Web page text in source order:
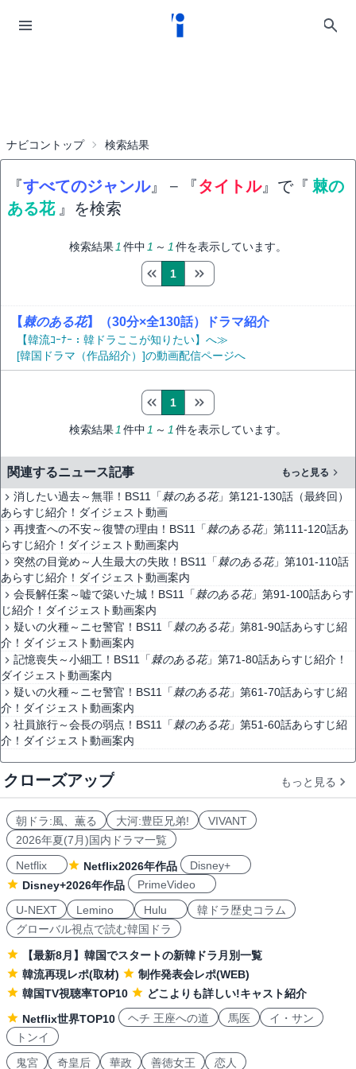
ナビコントップ 検索結果
『すべてのジャンル』 − 『タイトル』で『 棘の
ある花 』を検索
検索結果 1 件中 1 ～ 1 件を表示しています。
1
【棘のある花】（30分×全130話）ドラマ紹介
【韓流ｺｰﾅｰ：韓ドラここが知りたい】へ≫
[韓国ドラマ（作品紹介）]の動画配信ページへ
検索結果 1 件中 1 ～ 1 件を表示しています。
1
関連するニュース記事 もっと見る
消したい過去～無罪！BS11「 棘のある花」第121-130話（最終回）
あらすじ紹介！ダイジェスト動画
再捜査への不安～復讐の理由！BS11「 棘のある花」第111-120話あ
らすじ紹介！ダイジェスト動画案内
突然の目覚め～人生最大の失敗！BS11「 棘のある花」第101-110話
あらすじ紹介！ダイジェスト動画案内
会長解任案～嘘で築いた城！BS11「 棘のある花」第91-100話あらす
じ紹介！ダイジェスト動画案内
疑いの火種～ニセ警官！BS11「 棘のある花」第81-90話あらすじ紹
介！ダイジェスト動画案内
記憶喪失～小細工！BS11「 棘のある花」第71-80話あらすじ紹介！
ダイジェスト動画案内
疑いの火種～ニセ警官！BS11「 棘のある花」第61-70話あらすじ紹
介！ダイジェスト動画案内
社員旅行～会長の弱点！BS11「 棘のある花」第51-60話あらすじ紹
介！ダイジェスト動画案内
クローズアップ もっと見る
朝ドラ:風、薫る 大河:豊臣兄弟!
VIVANT
2026年夏(7月)国内ドラマ一覧
Netflix
Netflix2026年作品
Disney+
Disney+2026年作品
PrimeVideo
U-NEXT
Lemino Hulu
韓ドラ歴史コラム
グローバル視点で読む韓国ドラ
【最新8月】韓国でスタートの新韓ドラ月別一覧
韓流再現レポ(取材)
制作発表会レポ(WEB)
韓国TV視聴率TOP10
どこよりも詳しい!キャスト紹介
Netflix世界TOP10
ヘチ 王座への道 馬医
イ・サン
トンイ
鬼宮
奇皇后 華政 善徳女王 恋人